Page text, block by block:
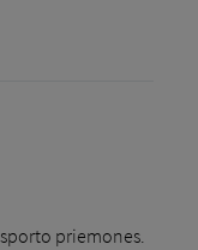
priemones.